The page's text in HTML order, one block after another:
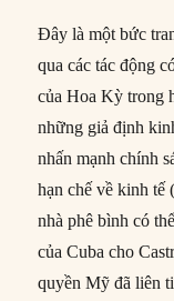
Đây là một bức
qua các tác động
của Hoa Kỳ trong
những giả định
nhấn mạnh chính
hạn chế về kinh tế
nhà phê bình có
của Cuba cho
quyền Mỹ đã liên